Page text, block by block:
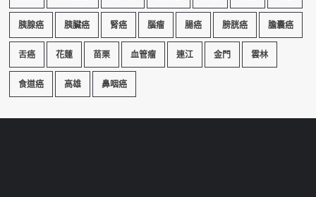
胰腺癌 胰臟癌 腎癌 腦瘤 腸癌 膀胱癌 膽囊癌
舌癌 花蓮 苗栗 血管瘤 連江 金門 雲林
食道癌 高雄 鼻咽癌